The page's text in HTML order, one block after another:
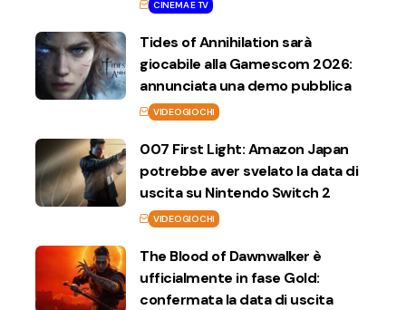
CINEMA E TV
Tides of Annihilation sarà
giocabile alla Gamescom 2026:
annunciata una demo pubblica
VIDEOGIOCHI
007 First Light: Amazon Japan
potrebbe aver svelato la data di
uscita su Nintendo Switch 2
VIDEOGIOCHI
The Blood of Dawnwalker è
ufficialmente in fase Gold:
confermata la data di uscita